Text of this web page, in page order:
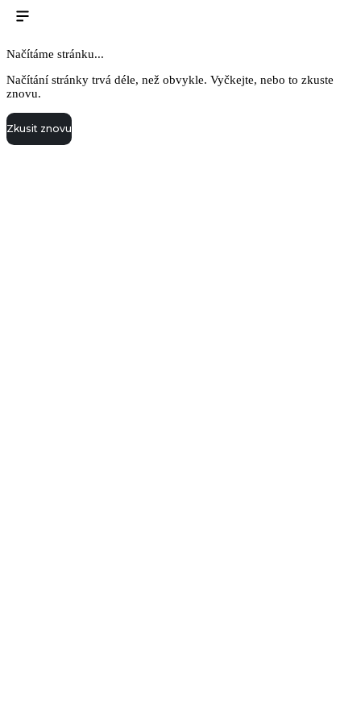
Načítáme stránku...
Načítání stránky trvá déle, než obvykle. Vyčkejte, nebo to zkuste
znovu.
Zkusit znovu